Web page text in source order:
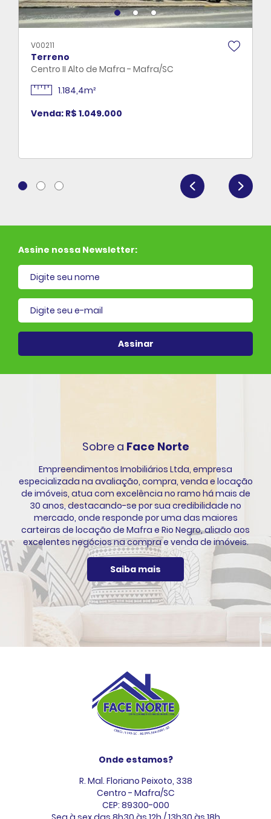
V00211
Terreno
Centro II Alto de Mafra - Mafra/SC
1.184,4m²
Venda: R$ 1.049.000
Assine nossa Newsletter:
Assinar
cadastrado
Sobre a Face Norte
Empreendimentos Imobiliários Ltda, empresa
especializada na avaliação, compra, venda e locação
de imóveis, atua com excelência no ramo há mais de
30 anos, destacando-se por sua credibilidade no
mercado, onde responde por uma das maiores
carteiras de locação de Mafra e Rio Negro, aliado aos
excelentes negócios na compra e venda de imóveis.
Saiba mais
Onde estamos?
R. Mal. Floriano Peixoto, 338
Centro - Mafra/SC
CEP: 89300-000